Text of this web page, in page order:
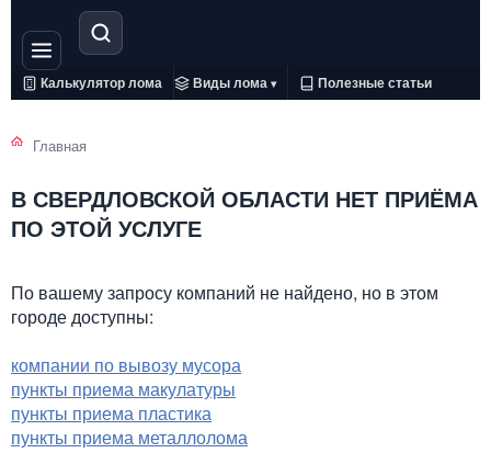
Калькулятор лома Виды лома ▾ Полезные статьи
Главная
В СВЕРДЛОВСКОЙ ОБЛАСТИ НЕТ ПРИЁМА
ПО ЭТОЙ УСЛУГЕ
По вашему запросу компаний не найдено, но в этом
городе доступны:
компании по вывозу мусора
пункты приема макулатуры
пункты приема пластика
пункты приема металлолома